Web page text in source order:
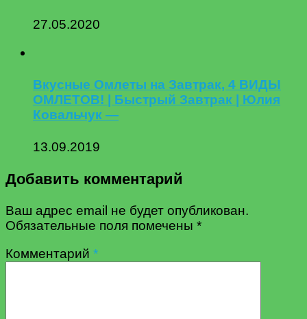
27.05.2020
Вкусные Омлеты на Завтрак, 4 ВИДЫ
ОМЛЕТОВ! | Быстрый Завтрак | Юлия
Ковальчук —
13.09.2019
Добавить комментарий
Ваш адрес email не будет опубликован.
Обязательные поля помечены *
Комментарий *